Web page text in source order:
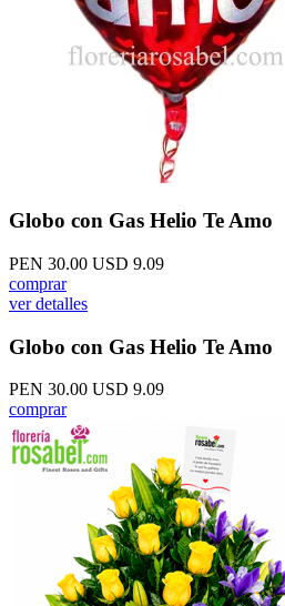
Globo con Gas Helio Te Amo
PEN 30.00 USD 9.09
comprar
ver detalles
Globo con Gas Helio Te Amo
PEN 30.00 USD 9.09
comprar